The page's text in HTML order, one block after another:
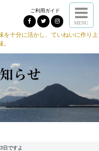
ご利用ガイド
MENU
を十分に活かし、ていねいに作り上
日ですよ